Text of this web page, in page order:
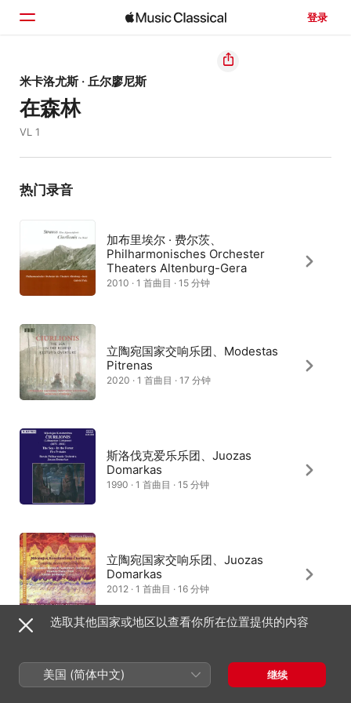
登录
主页
浏览
米卡洛尤斯 · 丘尔廖尼斯
在森林
VL 1
热门录音
加布里埃尔 · 费尔茨、
Philharmonisches Orchester
Theaters Altenburg-Gera
2010 · 1 首曲目 · 15 分钟
立陶宛国家交响乐团、Modestas
Pitrenas
2020 · 1 首曲目 · 17 分钟
斯洛伐克爱乐乐团、Juozas
Domarkas
1990 · 1 首曲目 · 15 分钟
立陶宛国家交响乐团、Juozas
Domarkas
2012 · 1 首曲目 · 16 分钟
Roe Deers、米卡洛尤斯 · 丘尔廖
尼斯
选取其他国家或地区以查看你所在位置提供的内容
美国 (简体中文) 继续